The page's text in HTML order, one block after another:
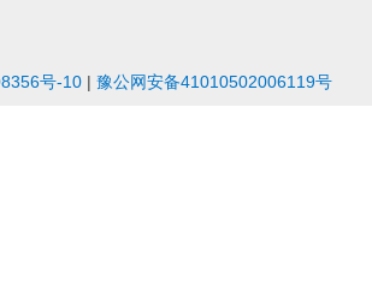
号-10 | 豫公网安备41010502006119号